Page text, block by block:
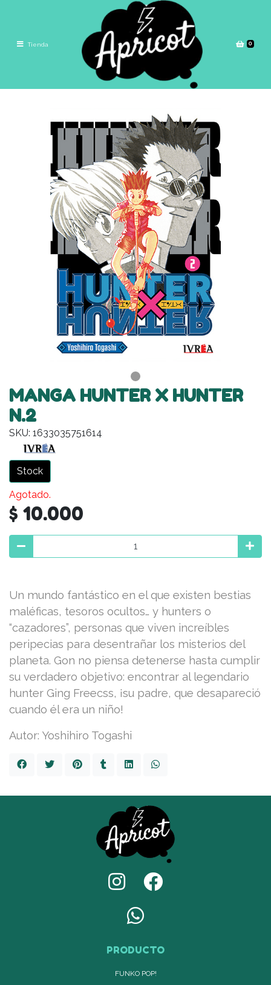
Tienda 0
MANGA HUNTER X HUNTER
N.2
SKU: 1633035751614
Stock
Agotado.
$ 10.000
Un mundo fantástico en el que existen bestias
maléficas, tesoros ocultos… y hunters o
“cazadores”, personas que viven increíbles
peripecias para desentrañar los misterios del
planeta. Gon no piensa detenerse hasta cumplir
su verdadero objetivo: encontrar al legendario
hunter Ging Freecss, ¡su padre, que desapareció
cuando él era un niño!
Autor: Yoshihiro Togashi
PRODUCTO
FUNKO POP!